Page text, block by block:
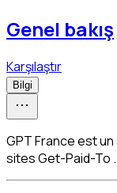
Genel bakış
Karşılaştır
Bilgi
GPT France est
sites Get-Paid-To .